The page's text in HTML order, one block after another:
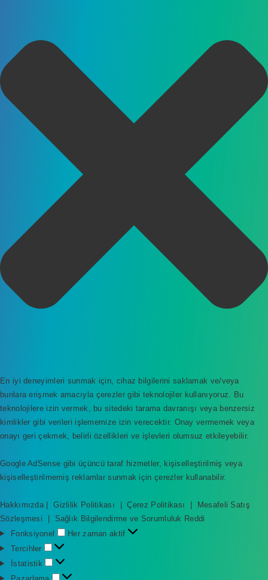
En iyi deneyimleri sunmak için, cihaz bilgilerini saklamak ve/veya
bunlara erişmek amacıyla çerezler gibi teknolojiler kullanıyoruz. Bu
teknolojilere izin vermek, bu sitedeki tarama davranışı veya benzersiz
kimlikler gibi verileri işlememize izin verecektir. Onay vermemek veya
onayı geri çekmek, belirli özellikleri ve işlevleri olumsuz etkileyebilir.
Google AdSense gibi üçüncü taraf hizmetler, kişiselleştirilmiş veya
kişiselleştirilmemiş reklamlar sunmak için çerezler kullanabilir.
Hakkımızda |Gizlilik Politikası |Çerez Politikası | Mesafeli Satış
Sözleşmesi
| Sağlık Bilgilendirme ve Sorumluluk Reddi
Fonksiyonel
F
k
Her zaman aktif
Tercihler
T
e
r
İstatistik
İ
s P